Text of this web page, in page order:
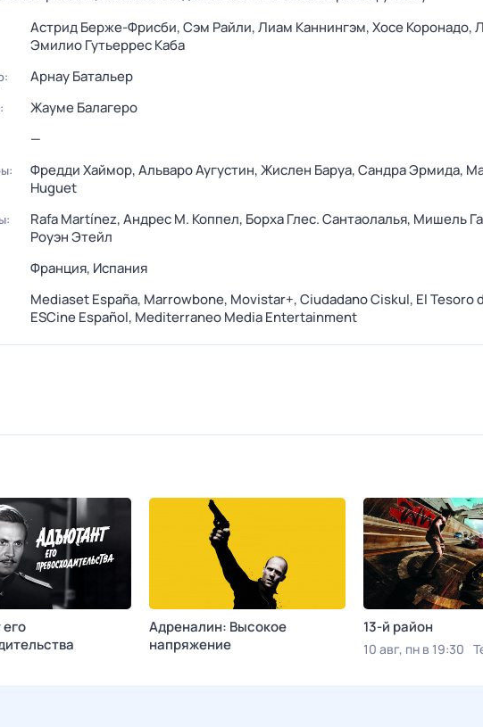
Астрид Берже-Фрисби,Сэм Райли,Лиам Каннингэм,Хосе Коронадо,
Эмилио Гутьеррес Каба
Арнау Батальер
Жауме Балагеро
—
Фредди Хаймор,Альваро Аугустин,Жислен Баруа,Сандра Эрмида,
Huguet
Rafa Martínez,Андрес М. Коппел, Борха Глес. Сантаолалья, Мишель
Роуэн Этейл
Франция, Испания
Mediaset España, Marrowbone, Movistar+,Ciudadano Ciskul, El Tesoro
ESCine Español, Mediterraneo Media Entertainment
Адреналин: Высокое
напряжение
13-й район
10 авг, пн в 19:30